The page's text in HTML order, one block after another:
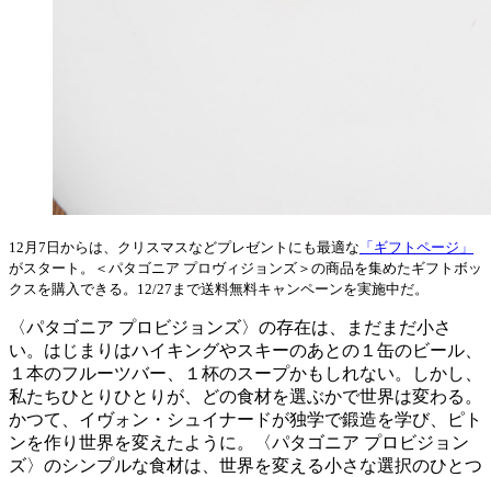
12月7日からは、クリスマスなどプレゼントにも最適な 「ギフトページ」
がスタート。＜パタゴニア プロヴィジョンズ＞の商品を集めたギフトボッ
クスを購入できる。12/27まで送料無料キャンペーンを実施中だ。
〈パタゴニア プロビジョンズ〉の存在は、まだまだ小さ
い。はじまりはハイキングやスキーのあとの１缶のビール、
１本のフルーツバー、１杯のスープかもしれない。しかし、
私たちひとりひとりが、どの食材を選ぶかで世界は変わる。
かつて、イヴォン・シュイナードが独学で鍛造を学び、ピト
ンを作り世界を変えたように。〈パタゴニア プロビジョン
ズ〉のシンプルな食材は、世界を変える小さな選択のひとつ